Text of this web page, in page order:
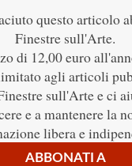
questo articolo
Finestre sull'Arte.
di 12,00 euro
agli articoli
sull'Arte e ci
e a mantenere la
libera e
ABBONATI A